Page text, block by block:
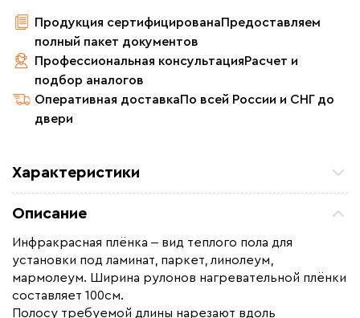
Продукция сертифицированаПредоставляем
полный пакет документов
Профессиональная консультацияРасчет и
подбор аналогов
Оперативная доставкаПо всей России и СНГ до
двери
Характеристики
Мощность (Вт)
Назначение
Под линолеум / ковролин,
Монтаж Сухой монтаж
Описание
Инфракрасная плёнка ‒ вид теплого пола для
установки под ламинат, паркет, линолеум,
мармолеум. Ширина рулонов нагревательной плёнки
составляет 100см.
Полосу требуемой длины нарезают вдоль